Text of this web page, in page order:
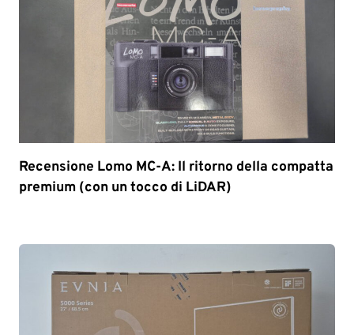
Recensione Lomo MC-A: Il ritorno della compatta
premium (con un tocco di LiDAR)